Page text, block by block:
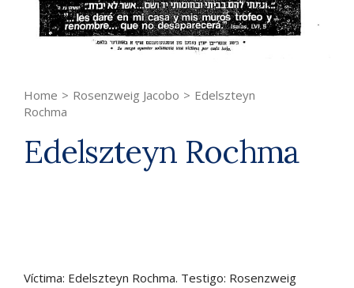
Home > Rosenzweig Jacobo > Edelszteyn
Rochma
Edelszteyn Rochma
Víctima: Edelszteyn Rochma. Testigo: Rosenzweig